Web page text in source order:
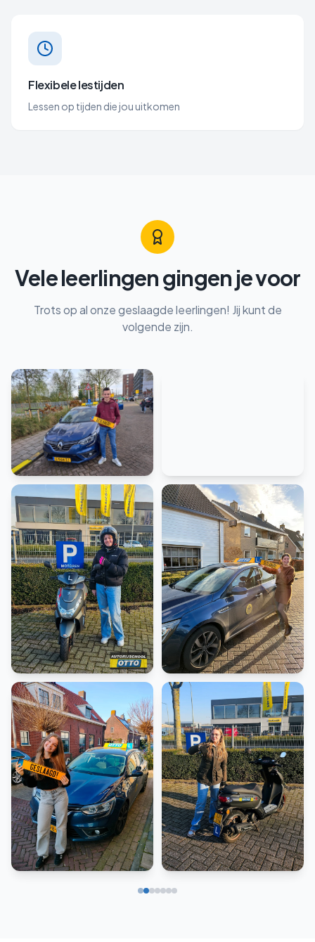
Flexibele lestijden
Lessen op tijden die jou uitkomen
Vele leerlingen gingen je voor
Trots op al onze geslaagde leerlingen! Jij kunt de
volgende zijn.
Rijbewijs BE
Scooter Rijbewijs B
Scooter